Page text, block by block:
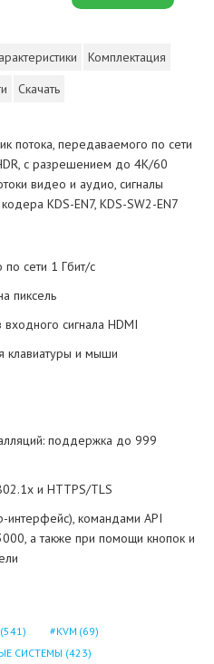
Комплектация
Скачать
потока, передаваемого по сети
с разрешением до 4K/60
видео и аудио, сигналы
KDS-EN7, KDS-SW2-EN7
сети 1 Гбит/с
пиксель
сигнала HDMI
клавиатуры и мыши
поддержка до 999
и HTTPS/TLS
интерфейс), командами API
а также при помощи кнопок и
(541) KVM (69)
СИСТЕМЫ (423)